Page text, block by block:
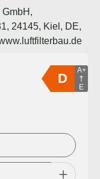
24145, Kiel, DE,
D
A+
E